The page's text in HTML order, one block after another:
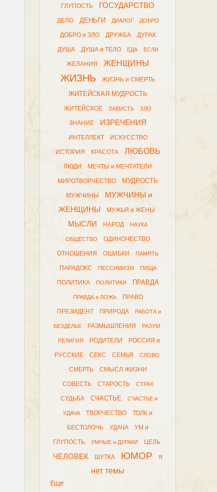
ГЛУПОСТЬ ГОСУДАРСТВО
ДЕЛО ДЕНЬГИ ДИАЛОГ ДОБРО
ДОБРО и ЗЛО ДРУЖБА ДУРАК
ДУША ДУША и ТЕЛО ЕДА ЕСЛИ
ЖЕЛАНИЯ ЖЕНЩИНЫ
ЖИЗНЬ ЖИЗНЬ и СМЕРТЬ
ЖИТЕЙСКАЯ МУДРОСТЬ
ЖИТЕЙСКОЕ ЗАВИСТЬ ЗЛО
ЗНАНИЕ ИЗРЕЧЕНИЯ
ИНТЕЛЛЕКТ ИСКУССТВО
ИСТОРИЯ КРАСОТА ЛЮБОВЬ
ЛЮДИ МЕЧТЫ и МЕЧТАТЕЛИ
МИРОТВОРЧЕСТВО МУДРОСТЬ
МУЖЧИНЫ
МУЖЧИНЫ и
ЖЕНЩИНЫ
МУЖЬЯ и ЖЕНЫ
МЫСЛИ НАРОД НАУКА
ОБЩЕСТВО ОДИНОЧЕСТВО
ОТНОШЕНИЯ ОШИБКИ ПАМЯТЬ
ПАРАДОКС ПЕССИМИЗМ ПИЩА
ПОЛИТИКА ПОЛИТИКИ ПРАВДА
ПРАВДА и ЛОЖЬ ПРАВО
ПРЕЗИДЕНТ ПРИРОДА РАБОТА и
БЕЗДЕЛЬЕ РАЗМЫШЛЕНИЯ РАЗУМ
РЕЛИГИЯ РОДИТЕЛИ РОССИЯ и
РУССКИЕ СЕКС СЕМЬЯ СЛОВО
СМЕРТЬ СМЫСЛ ЖИЗНИ
СОВЕСТЬ СТАРОСТЬ СТРАХ
СУДЬБА СЧАСТЬЕ СЧАСТЬЕ и
УДАЧА ТВОРЧЕСТВО ТОЛК и
БЕСТОЛОЧЬ УДАЧА УМ и
ГЛУПОСТЬ УМНЫЕ и ДУРАКИ ЦЕЛЬ
ЧЕЛОВЕК ШУТКА ЮМОР Я
нет темы
Еще